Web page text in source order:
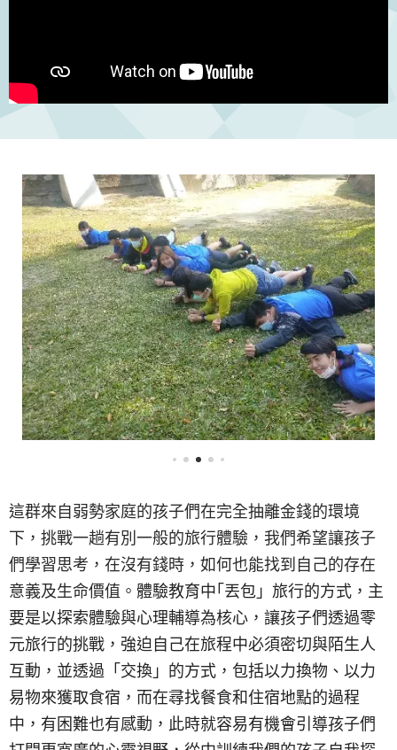
這群來自弱勢家庭的孩子們在完全抽離金錢的環境
下，挑戰一趟有別一般的旅行體驗，我們希望讓孩子
們學習思考，在沒有錢時，如何也能找到自己的存在
意義及生命價值。 體驗教育中｢丟包」旅行的方式，主
要是以探索體驗與心理輔導為核心，讓孩子們透過零
元旅行的挑戰，強迫自己在旅程中必須密切與陌生人
互動，並透過「交換」的方式，包括以力換物、以力
易物來獲取食宿，而在尋找餐食和住宿地點的過程
中，有困難也有感動，此時就容易有機會引導孩子們